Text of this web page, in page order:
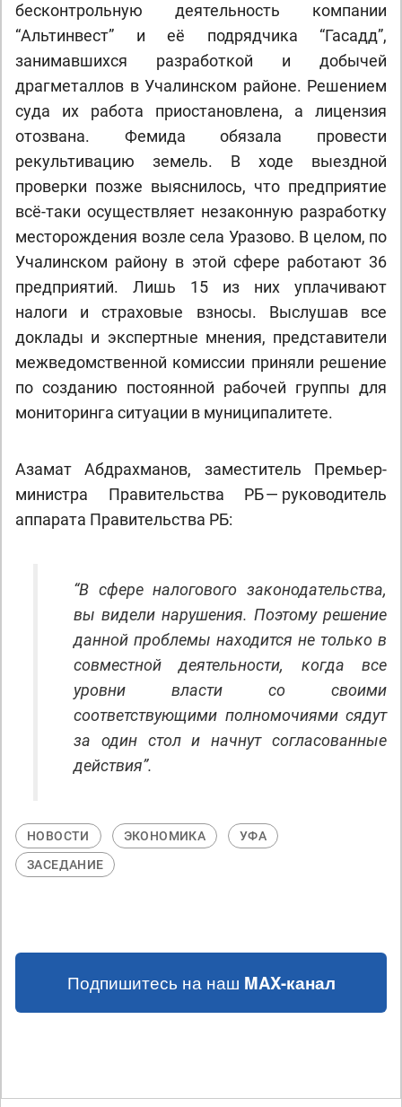
бесконтрольную деятельность компании
“Альтинвест” и её подрядчика “Гасадд”,
занимавшихся разработкой и добычей
драгметаллов в Учалинском районе. Решением
суда их работа приостановлена, а лицензия
отозвана. Фемида обязала провести
рекультивацию земель. В ходе выездной
проверки позже выяснилось, что предприятие
всё-таки осуществляет незаконную разработку
месторождения возле села Уразово. В целом, по
Учалинском району в этой сфере работают 36
предприятий. Лишь 15 из них уплачивают
налоги и страховые взносы. Выслушав все
доклады и экспертные мнения, представители
межведомственной комиссии приняли решение
по созданию постоянной рабочей группы для
мониторинга ситуации в муниципалитете.
Азамат Абдрахманов, заместитель Премьер-
министра Правительства РБ — руководитель
аппарата Правительства РБ:
“В сфере налогового законодательства,
вы видели нарушения. Поэтому решение
данной проблемы находится не только в
совместной деятельности, когда все
уровни власти со своими
соответствующими полномочиями сядут
за один стол и начнут согласованные
действия”.
НОВОСТИ ЭКОНОМИКА
УФА
ЗАСЕДАНИЕ
Подпишитесь на наш MAX-канал